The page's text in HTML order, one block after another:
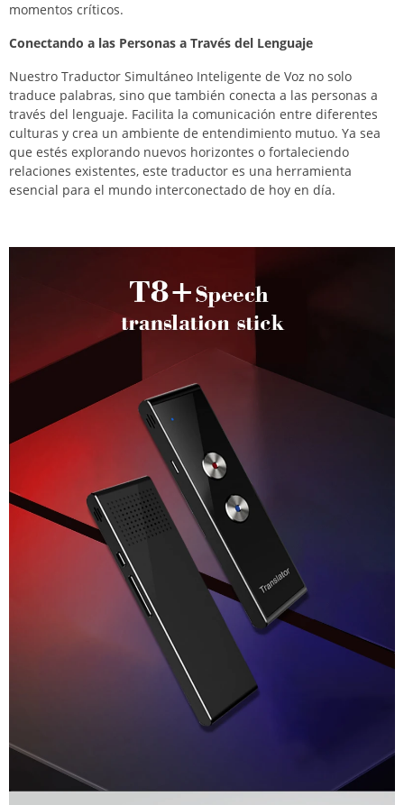
momentos críticos.
Conectando a las Personas a Través del Lenguaje
Nuestro Traductor Simultáneo Inteligente de Voz no solo
traduce palabras, sino que también conecta a las personas a
través del lenguaje. Facilita la comunicación entre diferentes
culturas y crea un ambiente de entendimiento mutuo. Ya sea
que estés explorando nuevos horizontes o fortaleciendo
relaciones existentes, este traductor es una herramienta
esencial para el mundo interconectado de hoy en día.